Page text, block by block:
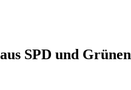
SPD und